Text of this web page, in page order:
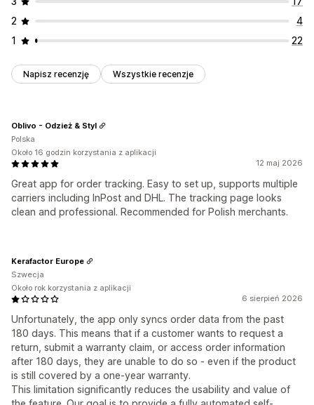
2
4
1
22
Napisz recenzję Wszystkie recenzje
12 maj 2026
Great app for order tracking. Easy to set up, supports multiple
carriers including InPost and DHL. The tracking page looks
clean and professional. Recommended for Polish merchants.
Oblivo - Odzież & Styl
Polska
Około 16 godzin korzystania z aplikacji
6 sierpień 2026
Unfortunately, the app only syncs order data from the past
180 days. This means that if a customer wants to request a
return, submit a warranty claim, or access order information
after 180 days, they are unable to do so - even if the product
is still covered by a one-year warranty.
This limitation significantly reduces the usability and value of
Kerafactor Europe
Szwecja
Około rok korzystania z aplikacji